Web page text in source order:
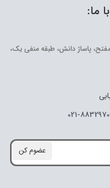
ما:
مفتح، پاساژ دانش، طبقه منفی یک،
عضوم کن